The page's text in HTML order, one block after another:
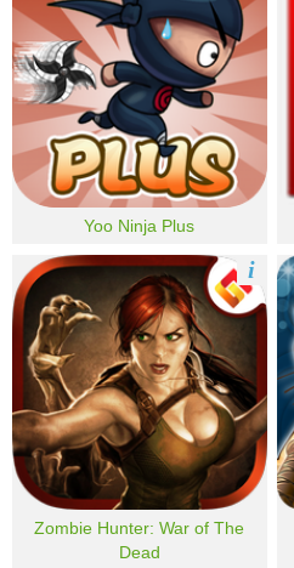
Yoo Ninja Plus
Zombie Hunter: War of The
Dead
i